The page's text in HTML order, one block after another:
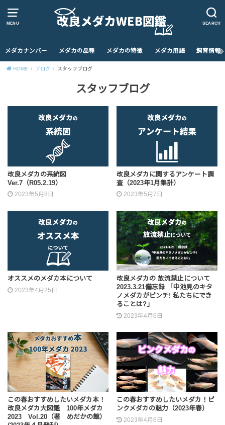
MENU SEARCH
メダカナンバー メダカの品種 メダカの特徴 メダカ用語 飼育情報
HOME ブログ スタッフブログ
スタッフブログ
改良メダカの系統図
Ver.7（R05.2.19）
2023年5月8日
改良メダカに関するアンケート調
査（2023年1月集計）
2023年5月7日
オススメのメダカ本について
2023年4月25日
改良メダカの 放流禁止について
2023.3.21備忘録 「中池見のキタ
ノメダカがピンチ! 私たちにでき
ることは?」
2023年4月6日
この春おすすめしたいメダカ本！
改良メダカ大図鑑 100年メダカ
2023 Vol.20（著 めだかの館）
この春おすすめしたいメダカ！ピ
ンクメダカの魅力（2023年春）
2023年4月6日